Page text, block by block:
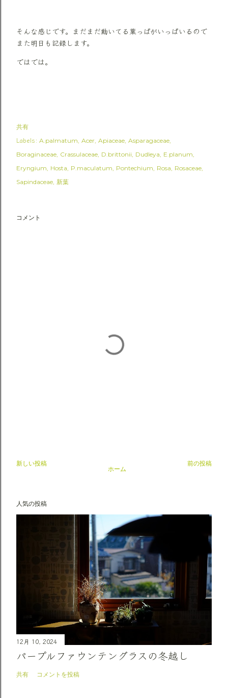
そんな感じです。まだまだ動いてる葉っぱがいっぱいるので
また明日も記録します。
ではでは。
共有
Labels: A.palmatum Acer Apiaceae Asparagaceae
Boraginaceae Crassulaceae D.brittonii Dudleya E.planum
Eryngium Hosta P.maculatum Pontechium Rosa Rosaceae
Sapindaceae 新葉
コメント
新しい投稿
ホーム
前の投稿
人気の投稿
12月 10, 2024
パープルファウンテングラスの冬越し
共有 コメントを投稿